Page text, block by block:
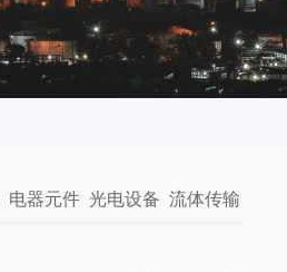
流体传输
光电设备
电器元件